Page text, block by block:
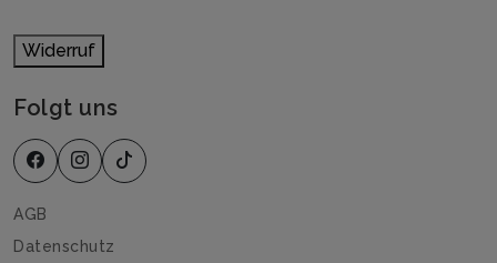
Widerruf
Folgt uns
AGB
Datenschutz